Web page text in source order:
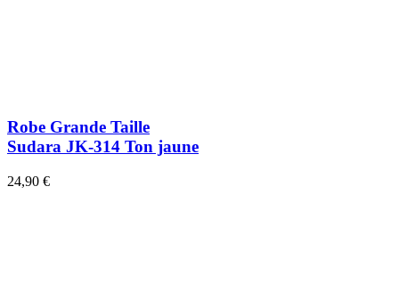
Robe Grande Taille
Sudara JK-314 Ton jaune
24,90 €